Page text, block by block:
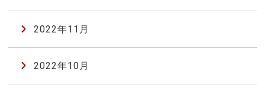
2022年11月
2022年10月